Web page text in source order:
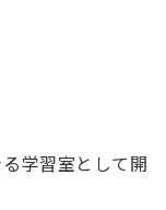
学習室として開